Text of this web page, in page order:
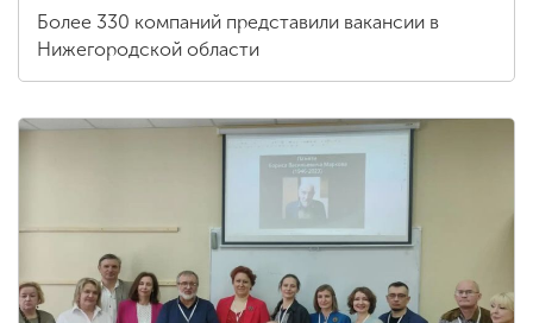
Более 330 компаний представили вакансии в
Нижегородской области